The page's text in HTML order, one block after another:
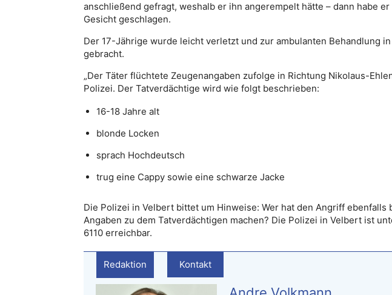
anschließend gefragt, weshalb er ihn angerempelt hätte – dann habe
Gesicht geschlagen.
Der 17-Jährige wurde leicht verletzt und zur ambulanten Behandlung
gebracht.
„Der Täter flüchtete Zeugenangaben zufolge in Richtung Nikolaus-
Polizei. Der Tatverdächtige wird wie folgt beschrieben:
16-18 Jahre alt
blonde Locken
sprach Hochdeutsch
trug eine Cappy sowie eine schwarze Jacke
Die Polizei in Velbert bittet um Hinweise: Wer hat den Angriff ebenfalls
Angaben zu dem Tatverdächtigen machen? Die Polizei in Velbert ist
6110 erreichbar.
Redaktion Kontakt